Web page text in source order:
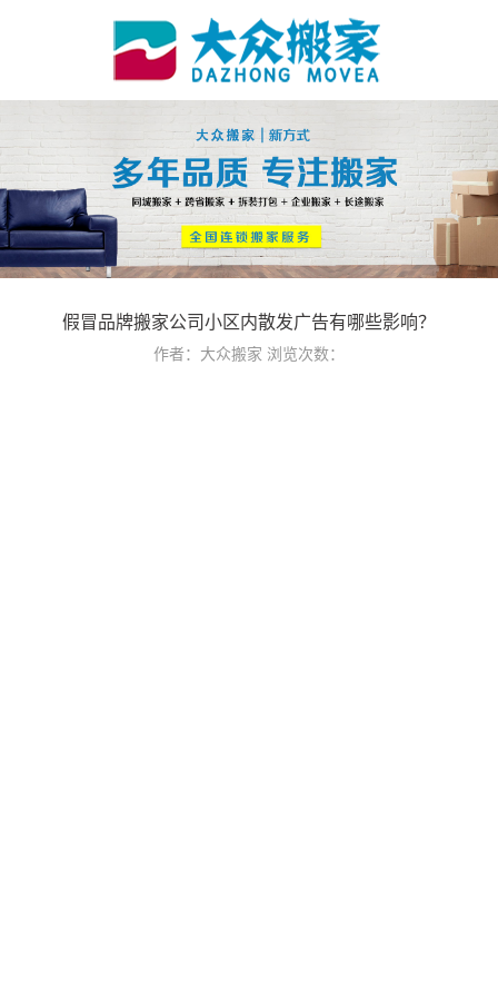
假冒品牌搬家公司小区内散发广告有哪些影响？
作者：大众搬家 浏览次数：